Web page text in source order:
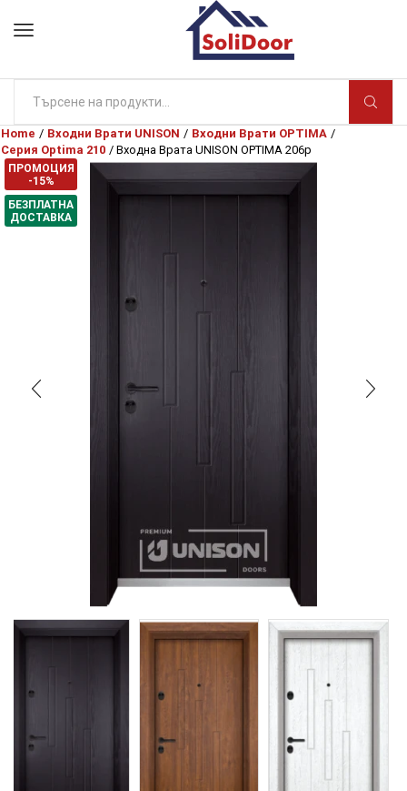
input
Home / Входни Врати UNISON / Входни Врати OPTIMA /
Серия Optima 210 / Входна Врата UNISON OPTIMA 206p
ПРОМОЦИЯ
-15%
БЕЗПЛАТНА
ДОСТАВКА